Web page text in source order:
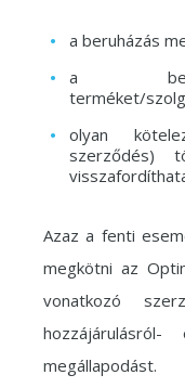
a beruházás
a
terméket/
olyan
szerződés)
Azaz a fenti
megkötni az
vonatkozó
megállapodást.